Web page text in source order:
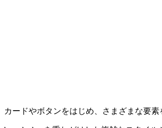
カードやボタンをはじめ、さまざまな要